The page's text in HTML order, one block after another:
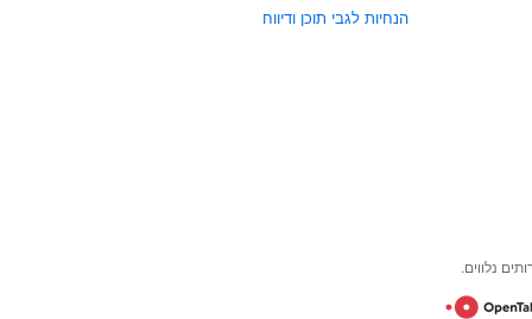
הנחיות לגבי תוכן ודיווח